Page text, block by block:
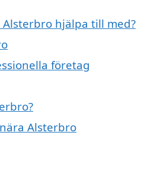
hjälpa till med?
företag
Alsterbro